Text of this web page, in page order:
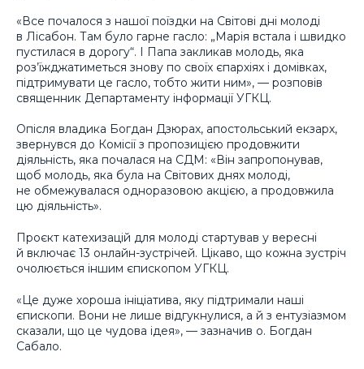
«Все почалося з нашої поїздки на Світові дні молоді
в Лісабон. Там було гарне гасло: „Марія встала і швидко
пустилася в дорогу“. І Папа закликав молодь, яка
роз’їжджатиметься знову по своїх єпархіях і домівках,
підтримувати це гасло, тобто жити ним», — розповів
священник Департаменту інформації УГКЦ.
Опісля владика Богдан Дзюрах, апостольський екзарх,
звернувся до Комісії з пропозицією продовжити
діяльність, яка почалася на СДМ: «Він запропонував,
щоб молодь, яка була на Світових днях молоді,
не обмежувалася одноразовою акцією, а продовжила
цю діяльність».
Проєкт катехизацій для молоді стартував у вересні
й включає 13 онлайн-зустрічей. Цікаво, що кожна зустріч
очолюється іншим єпископом УГКЦ.
«Це дуже хороша ініціатива, яку підтримали наші
єпископи. Вони не лише відгукнулися, а й з ентузіазмом
сказали, що це чудова ідея», — зазначив о. Богдан
Сабало.